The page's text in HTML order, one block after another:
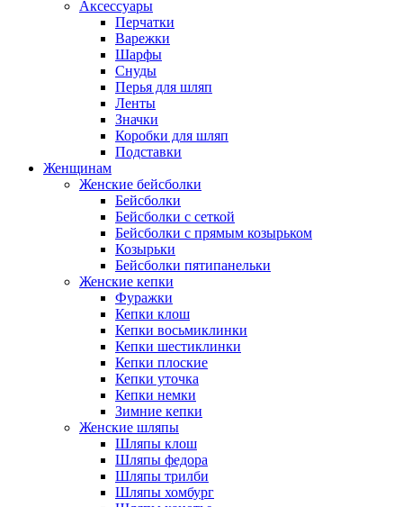
Аксессуары
Перчатки
Варежки
Шарфы
Снуды
Перья для шляп
Ленты
Значки
Коробки для шляп
Подставки
Женщинам
Женские бейсболки
Бейсболки
Бейсболки с сеткой
Бейсболки с прямым козырьком
Козырьки
Бейсболки пятипанельки
Женские кепки
Фуражки
Кепки клош
Кепки восьмиклинки
Кепки шестиклинки
Кепки плоские
Кепки уточка
Кепки немки
Зимние кепки
Женские шляпы
Шляпы клош
Шляпы федора
Шляпы трилби
Шляпы хомбург